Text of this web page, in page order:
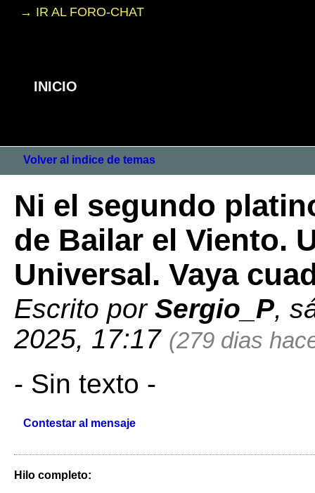
→ IR AL FORO-CHAT
INICIO
Volver al indice de temas
Ni el segundo
de Bailar el Viento.
Universal. Vaya
Escrito por Sergio_P,
2025, 17:17 (279 dias
- Sin texto -
Contestar al mensaje
Hilo completo: